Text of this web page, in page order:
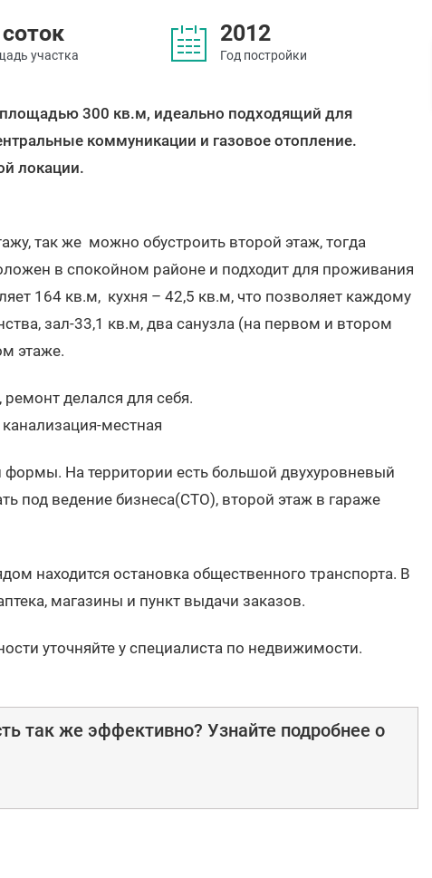
участка
2012
Год постройки
300 кв.м, идеально подходящий для
коммуникации и газовое отопление.
локации.
так же можно обустроить второй этаж, тогда
в спокойном районе и подходит для проживания
164 кв.м, кухня – 42,5 кв.м, что позволяет каждому
зал-33,1 кв.м, два санузла (на первом и втором
этаже.
делался для себя.
местная
формы. На территории есть большой двухуровневый
под ведение бизнеса(СТО), второй этаж в гараже
находится остановка общественного транспорта. В
магазины и пункт выдачи заказов.
уточняйте у специалиста по недвижимости.
так же эффективно? Узнайте подробнее о